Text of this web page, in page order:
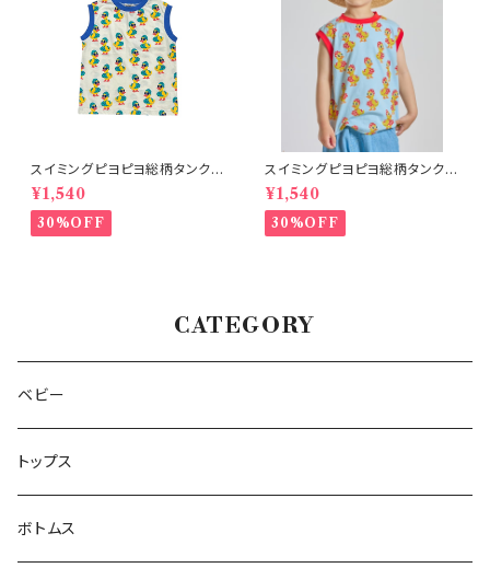
スイミングピヨピヨ総柄タンクト
ップ アイボリー
¥1,540
30%OFF
スイミングピヨピヨ総柄タンクト
ップ サックス
¥1,540
30%OFF
CATEGORY
ベビー
トップス
ボトムス